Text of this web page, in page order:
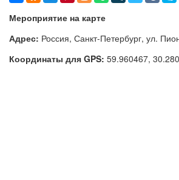
Мероприятие на карте
Адрес: Россия, Санкт-Петербург, ул.
Координаты для GPS: 59.960467,